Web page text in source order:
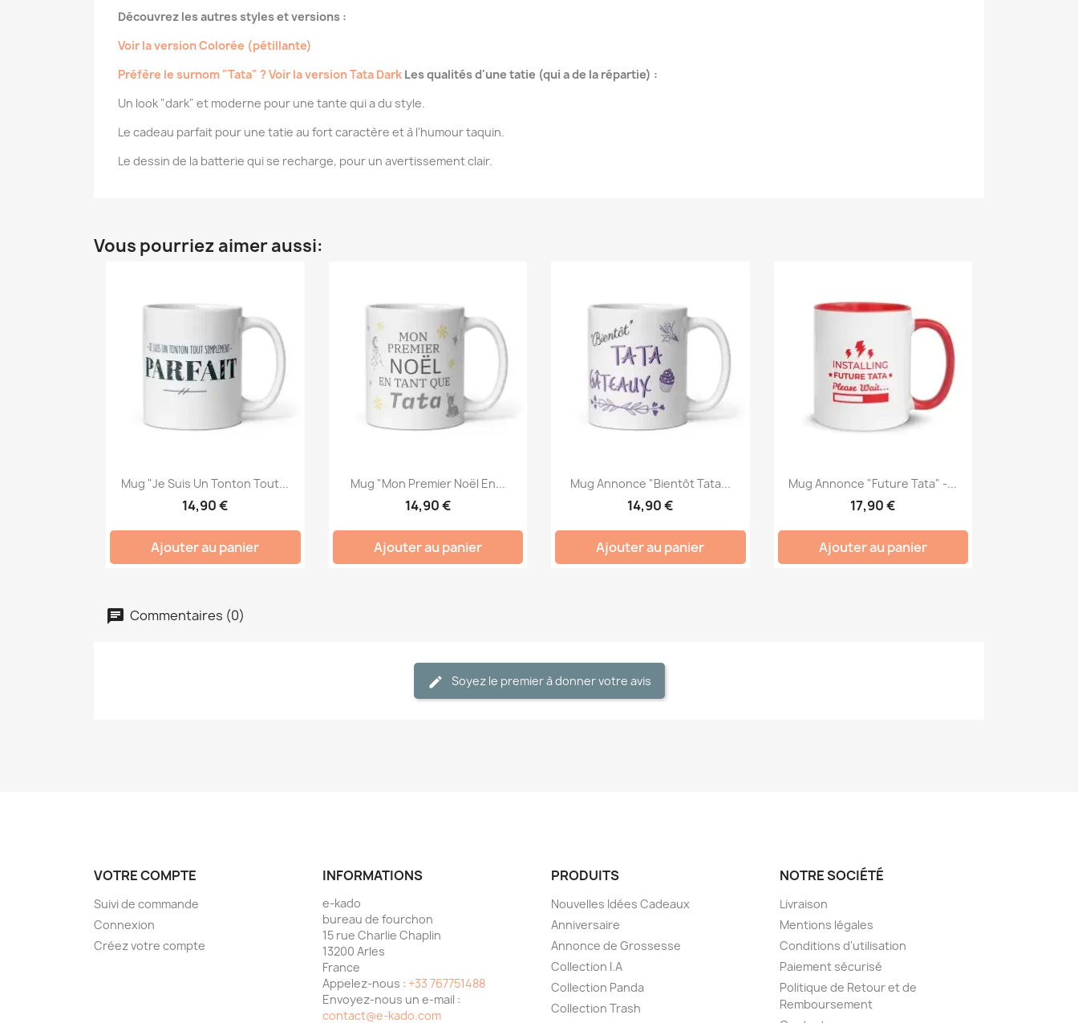
Découvrez les autres styles et versions :
Voir la version Colorée (pétillante)
Préfère le surnom "Tata" ? Voir la version Tata Dark Les qualités d'une tatie (qui a de la répartie) :
Un look "dark" et moderne pour une tante qui a du style.
Le cadeau parfait pour une tatie au fort caractère et à l'humour taquin.
Le dessin de la batterie qui se recharge, pour un avertissement clair.
Vous pourriez aimer aussi:
Mug "Je Suis Un Tonton Tout...
14,90 €
Ajouter au panier
Mug "Mon Premier Noël En...
14,90 €
Ajouter au panier
Mug Annonce "Bientôt Tata...
14,90 €
Ajouter au panier
Mug Annonce "Future Tata" -...
17,90 €
Ajouter au panier
Commentaires (0)
Soyez le premier à donner votre avis
VOTRE COMPTE
Suivi de commande
Connexion
Créez votre compte
INFORMATIONS
e-kado
bureau de fourchon
15 rue Charlie Chaplin
13200 Arles
France
Appelez-nous : +33 767751488
Envoyez-nous un e-mail :
contact@e-kado.com
PRODUITS
Nouvelles Idées Cadeaux
Anniversaire
Annonce de Grossesse
Collection I.A
Collection Panda
Collection Trash
NOTRE SOCIÉTÉ
Livraison
Mentions légales
Conditions d'utilisation
Paiement sécurisé
Politique de Retour et de
Remboursement